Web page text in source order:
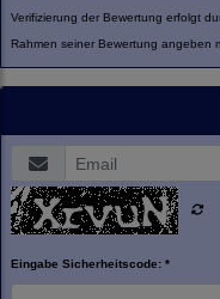
Verifizierung der Bewertung erfolgt
Rahmen seiner Bewertung angeben
Eingabe Sicherheitscode: *